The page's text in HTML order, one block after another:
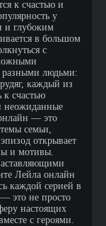
к счастью и
у
и глубоким
в большом
с
разными людьми:
каждый из
к счастью
неожиданные
— это
семьи,
открывает
и мотивы.
Лейла онлайн
каждой серией в
это не просто
настоящих
с героями.